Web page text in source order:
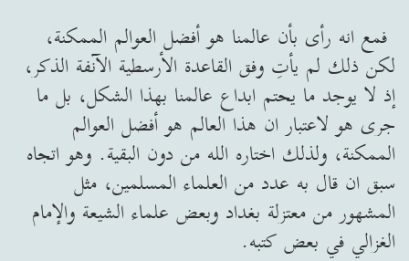
فمع انه رأى بأن عالمنا هو أفضل العوالم الممكنة،
لكن ذلك لم يأتِ وفق القاعدة الأرسطية الآنفة الذكر،
إذ لا يوجد ما يحتم ابداع عالمنا بهذا الشكل، بل ما
جرى هو لاعتبار ان هذا العالم هو أفضل العوالم
الممكنة، ولذلك اختاره الله من دون البقية. وهو اتجاه
سبق ان قال به عدد من العلماء المسلمين، مثل
المشهور من معتزلة بغداد وبعض علماء الشيعة والإمام
الغزالي في بعض كتبه.